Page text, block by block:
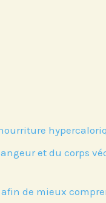
et du corps
de mieux